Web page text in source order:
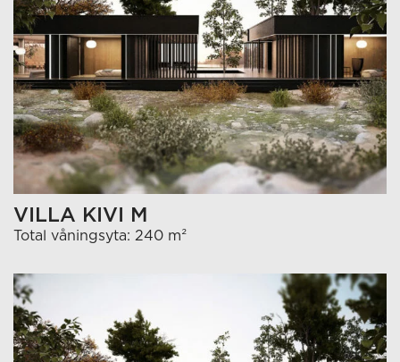
VILLA KIVI M
Total våningsyta: 240 m²